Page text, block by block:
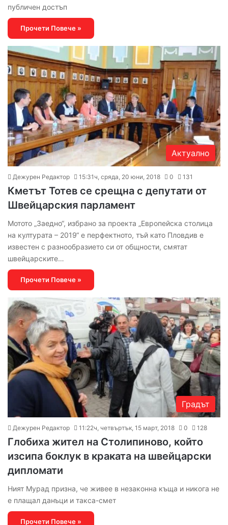
публичен достъп
Прочети Повече »
Актуално
Дежурен Редактор 15:31ч, сряда, 20 юни, 2018 0 131
Кметът Тотев се срещна с депутати от
Швейцарския парламент
Мотото „Заедно“, избрано за проекта „Европейска столица
на културата – 2019“ е перфектното, тъй като Пловдив е
известен с разнообразието си от общности, смятат
швейцарските…
Прочети Повече »
Градът
Дежурен Редактор 11:22ч, четвъртък, 15 март, 2018 0 128
Глобиха жител на Столипиново, който
изсипа боклук в краката на швейцарски
дипломати
Ният Мурад призна, че живее в незаконна къща и никога не
е плащал данъци и такса-смет
Прочети Повече »